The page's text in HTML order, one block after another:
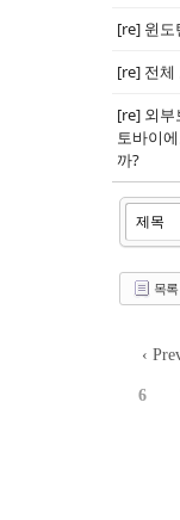
[re] 윈
[re] 전체
[re] 외부
토바이
까?
목록
‹
6